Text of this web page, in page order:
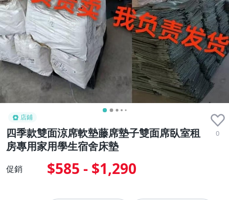
店鋪
四季款雙面涼席軟墊藤席墊子雙面席臥室租
房專用家用學生宿舍床墊
0
促銷 $585 - $1,290